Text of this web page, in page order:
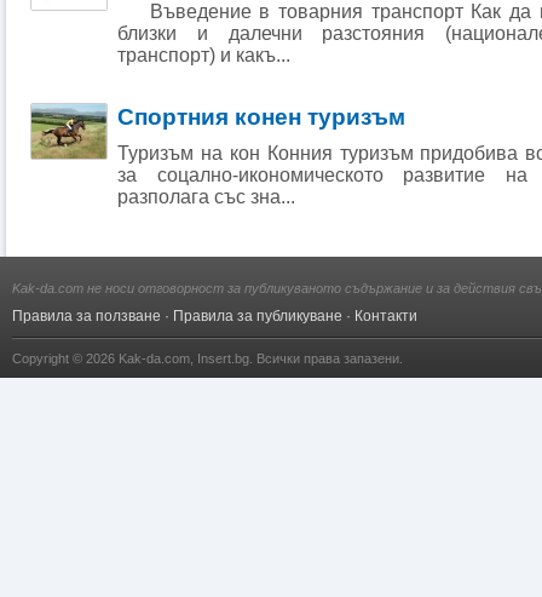
Въведение в товарния транспорт Как да
близки и далечни разстояния
транспорт) и какъ...
Спортния конен туризъм
Туризъм на кон Конния туризъм придобива
за соцално-икономическото развитие
разполага със зна...
Kak-da.com не носи отговорност за публикуваното съдържание и за действия
Правила за ползване · Правила за публикуване · Контакти
Copyright © 2026 Kak-da.com Insert.bg . Всички права запазени.